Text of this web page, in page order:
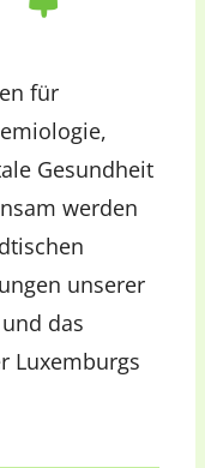
für
Gesundheit
werden
unserer
das
Luxemburgs